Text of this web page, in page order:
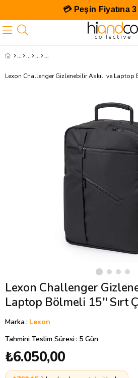
💳 Peşin Fiyatına
Lexon Challenger Gizlenebilir Askılı ve Laptop
Lexon Challenger
Laptop Bölmeli 15'' Sırt
Marka: Lexon
Tahmini Teslim Süresi: 5 Gün
₺6.050,00